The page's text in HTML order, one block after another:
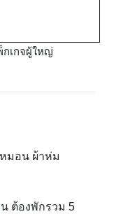
กเกจผู้ใหญ่
มอน ผ้าห่ม
ต้องพักรวม 5